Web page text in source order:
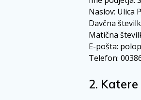
Naslov: Ulica
Davčna
Matična
E-pošta:
Telefon:
2.